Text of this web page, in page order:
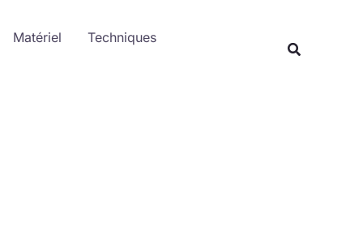
Matériel
Techniques